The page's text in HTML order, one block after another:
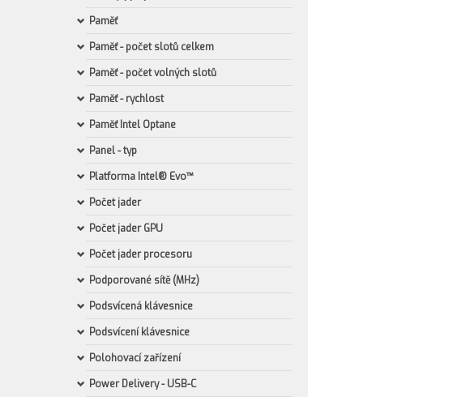
Paměť
Paměť - počet slotů celkem
Paměť - počet volných slotů
Paměť - rychlost
Paměť Intel Optane
Panel - typ
Platforma Intel® Evo™
Počet jader
Počet jader GPU
Počet jader procesoru
Podporované sítě (MHz)
Podsvícená klávesnice
Podsvícení klávesnice
Polohovací zařízení
Power Delivery - USB-C